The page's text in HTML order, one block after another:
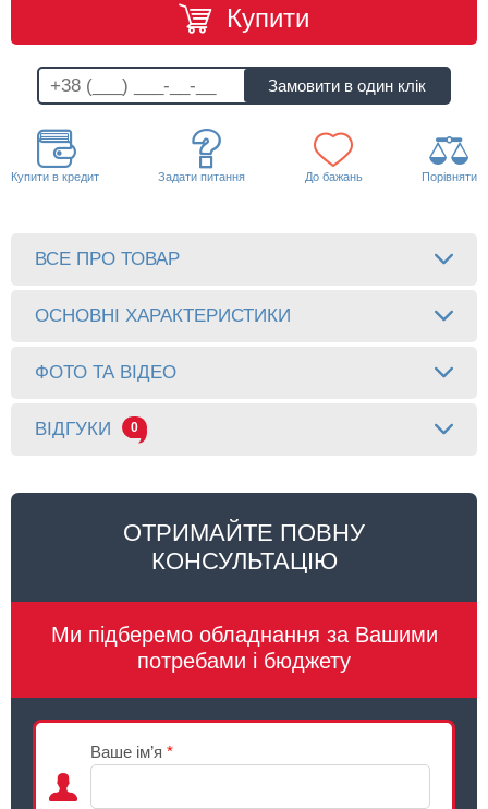
Купити
Купити в кредит Задати питання До бажань Порівняти
ВСЕ ПРО ТОВАР
ОСНОВНІ ХАРАКТЕРИСТИКИ
ФОТО ТА ВІДЕО
ВІДГУКИ 0
ОТРИМАЙТЕ ПОВНУ
КОНСУЛЬТАЦІЮ
Ми підберемо обладнання за Вашими
потребами і бюджету
Ваше ім’я *